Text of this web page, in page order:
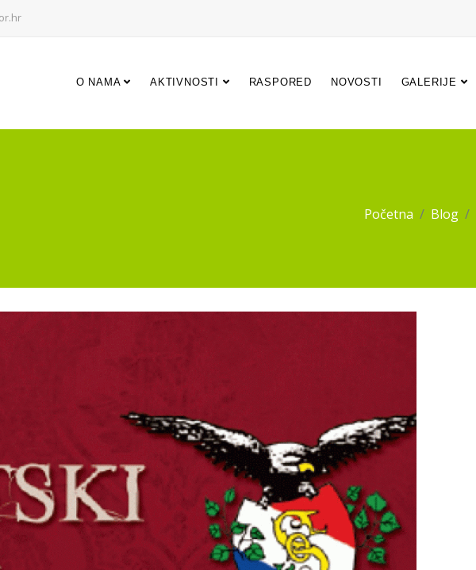
O NAMA AKTIVNOSTI RASPORED NOVOSTI GALERIJE
Početna Blog